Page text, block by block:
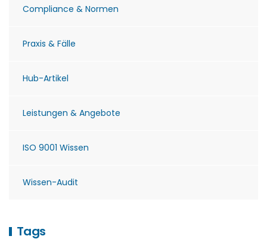
Compliance & Normen
Praxis & Fälle
Hub-Artikel
Leistungen & Angebote
ISO 9001 Wissen
Wissen-Audit
Tags